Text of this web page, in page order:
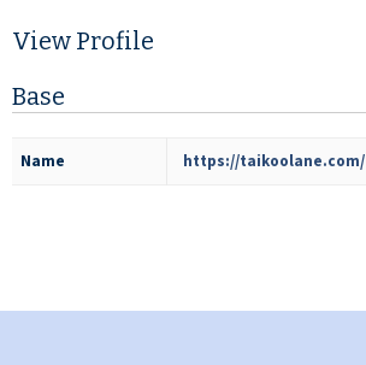
View Profile
Base
Name https://taikoolane.com/